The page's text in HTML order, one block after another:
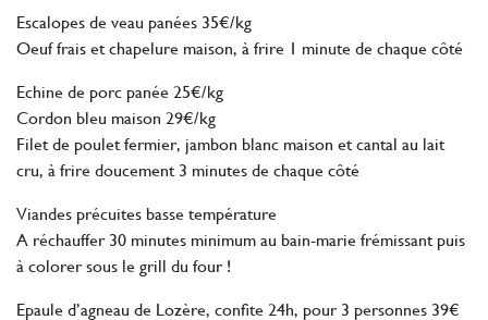
Escalopes de veau panées 35€/kg
Oeuf frais et chapelure maison, à frire 1 minute de chaque côté
Echine de porc panée 25€/kg
Cordon bleu maison 29€/kg
Filet de poulet fermier, jambon blanc maison et cantal au lait
cru, à frire doucement 3 minutes de chaque côté
Viandes précuites basse température
A réchauffer 30 minutes minimum au bain-marie frémissant puis
à colorer sous le grill du four !
Epaule d’agneau de Lozère, confite 24h, pour 3 personnes 39€